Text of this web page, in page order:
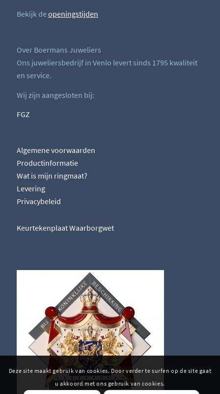
Bekijk deopeningstijden
Over Boermans Juweliers
Ons juweliersbedrijf in Venlo levert sinds 1795 kwaliteit
en service.
Wij zijn aangesloten bij:
FGZ
Algemene voorwaarden
Productinformatie
Wat is mijn ringmaat?
Levering
Privacybeleid
Keurtekenplaat Waarborgwet
Deze site maakt gebruik van cookies. Door verder te surfen op de site gaat
u akkoord met ons gebruik van cookies.